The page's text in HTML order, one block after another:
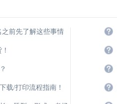
前先了解这些事情
载/打印流程指南！